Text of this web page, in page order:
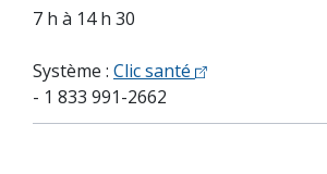
7 h à 14 h 30
Système : Clic santé
- 1 833 991-2662